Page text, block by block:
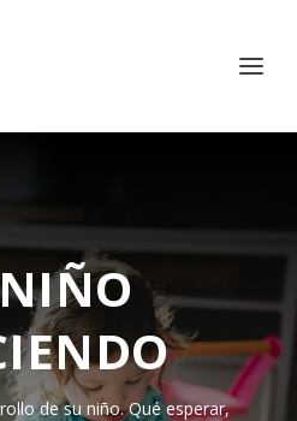
de su niño. Qué esperar,